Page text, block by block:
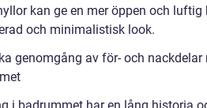
kan ge en mer öppen och
och minimalistisk look.
genomgång av för- och